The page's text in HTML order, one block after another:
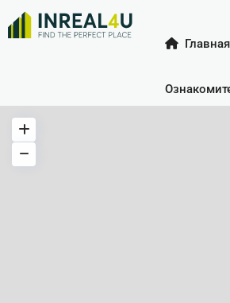
Главная